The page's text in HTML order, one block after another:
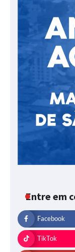
Entre em
Facebook
TikTok